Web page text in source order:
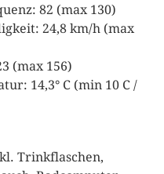
82 (max 130)
24,8 km/h (max
(max 156)
14,3° C (min 10 C /
Trinkflaschen,